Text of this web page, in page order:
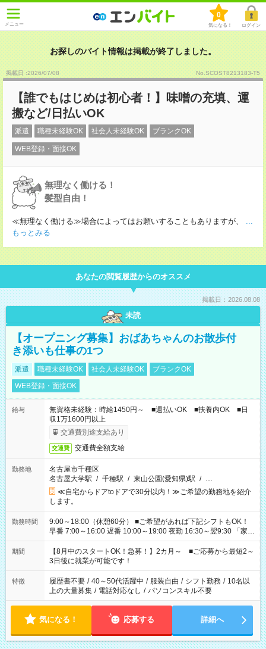
メニュー
0
気になる！ ログイン
お探しのバイト情報は掲載が終了しました。
掲載日 :2026/07/08 No.SCOST8213183-T5
【誰でもはじめは初心者！】味噌の充填、運
搬など/日払いOK
派遣 職種未経験OK 社会人未経験OK ブランクOK
WEB登録・面接OK
無理なく働ける！
髪型自由！
≪無理なく働ける≫場合によってはお願いすることもありますが、
...
もっとみる
あなたの閲覧履歴からのオススメ
掲載日：2026.08.08
未読
【オープニング募集】おばあちゃんのお散歩付
き添いも仕事の1つ
派遣 職種未経験OK 社会人未経験OK
ブランクOK
WEB登録・面接OK
給与
無資格未経験：時給1450円～ ■週払いOK ■扶養内OK ■日
収1万1600円以上
交通費別途支給あり
交通費 交通費全額支給
勤務地
名古屋市千種区
名古屋大学駅 / 千種駅 / 東山公園(愛知県)駅 / …
≪自宅からドアtoドアで30分以内！≫ご希望の勤務地を紹介
します。
勤務時間
9:00～18:00（休憩60分） ■ご希望があれば下記シフトもOK！
早番 7:00～16:00 遅番 10:00～19:00 夜勤 16:30～翌9:30 「家族
と休みを合わせたい」 「余裕を持って夕飯の準備がしたい」
「できれば残業はしたくない」 など、ご希望を教えてください
ね。 ※Wワーク希望の方へ 今ご覧のお仕事で希望する勤務時間
と、もう1つのお仕事の勤務時間。 合計で週40時間を超える場
合は応募できません。
期間
【8月中のスタートOK！急募！】2カ月～ ■ご応募から最短2～
3日後に就業が可能です！
特徴 履歴書不要 / 40～50代活躍中 / 服装自由 / シフト勤務 / 10名以
上の大量募集 / 電話対応なし / パソコンスキル不要
気になる！ 応募する 詳細へ